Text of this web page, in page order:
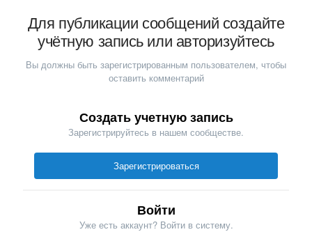
Для публикации сообщений создайте
учётную запись или авторизуйтесь
Вы должны быть зарегистрированным пользователем, чтобы
оставить комментарий
Создать учетную запись
Зарегистрируйтесь в нашем сообществе.
Зарегистрироваться
Войти
Уже есть аккаунт? Войти в систему.